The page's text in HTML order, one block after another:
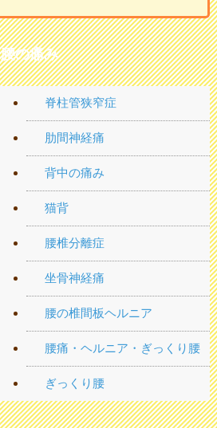
腰の痛み
脊柱管狭窄症
肋間神経痛
背中の痛み
猫背
腰椎分離症
坐骨神経痛
腰の椎間板ヘルニア
腰痛・ヘルニア・ぎっくり腰
ぎっくり腰